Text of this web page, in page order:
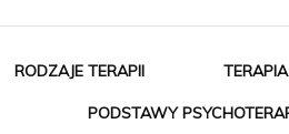
RODZAJE TERAPII
PODSTAWY